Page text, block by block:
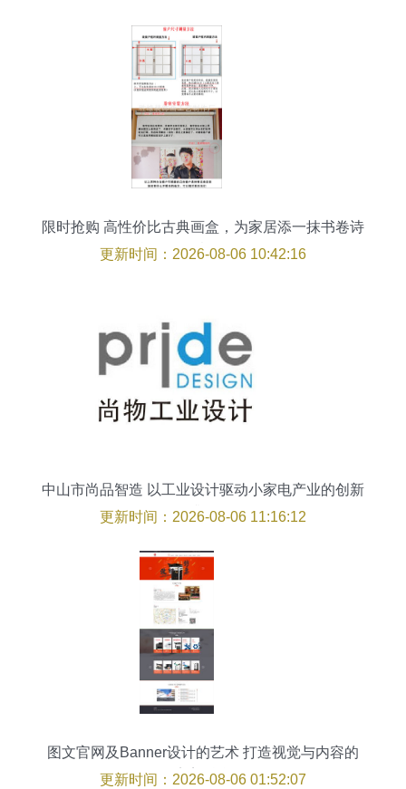
限时抢购 高性价比古典画盒，为家居添一抹书卷诗
意
更新时间：2026-08-06 10:42:16
中山市尚品智造 以工业设计驱动小家电产业的创新
升级
更新时间：2026-08-06 11:16:12
图文官网及Banner设计的艺术 打造视觉与内容的
完美融合
更新时间：2026-08-06 01:52:07